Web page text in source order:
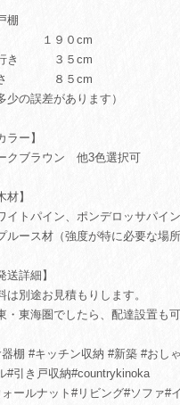
棚
１９０cm
き ３５cm
さ ８５cm
少の誤差があります）
ラー】
クブラウン 他3色選択可
材】
イトパイン、ポンデロッサパイン
ルース材（強度が特に必要な場所
送詳細】
は別途お見積もりします。
・東海圏でしたら、配達設置も可
棚 #キッチン収納 #新築 #おし
#引き戸収納#countrykinoka
ールナット#リビング#ソファ#